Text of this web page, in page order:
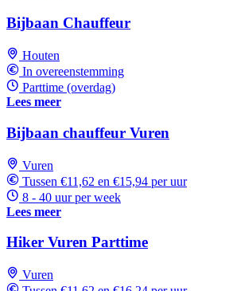
Bijbaan Chauffeur
Houten
In overeenstemming
Parttime (overdag)
Lees meer
Bijbaan chauffeur Vuren
Vuren
Tussen €11,62 en €15,94 per uur
8 - 40 uur per week
Lees meer
Hiker Vuren Parttime
Vuren